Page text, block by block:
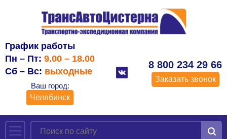
График работы
Пн – Пт: 9.00 – 18.00
Сб – Вс: выходные
Ваш город:
Челябинск
8 800 234 29 66
Заказать звонок